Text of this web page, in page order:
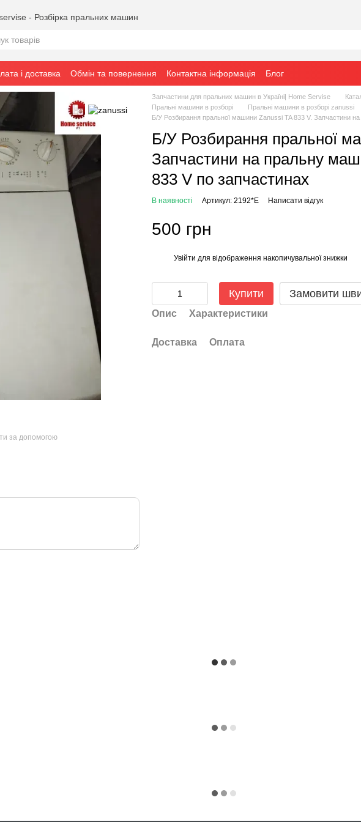
- Розбірка пральних машин
і доставка Обмін та повернення Контактна інформація Блог
за допомогою
Запчастини для пральних машин в Україні| Home Servise
Пральні машини в розборі
Пральні машини в розборі zanussi
Б/У Розбирання пральної машини Zanussi TA 833 V. Запчастини
Б/У Розбирання пральної
Запчастини на пральну
833 V по запчастинах
В наявності Артикул: 2192*E Написати відгук
500 грн
Увійти для відображення накопичувальної знижки
Купити Замовити
Опис Характеристики
Доставка Оплата